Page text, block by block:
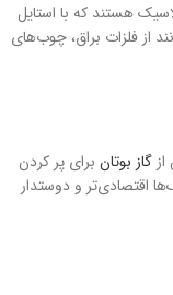
هستند که با استایل
از فلزات براق، چوب‌های
گاز بوتان برای پر کردن
اقتصادی‌تر و دوستدار